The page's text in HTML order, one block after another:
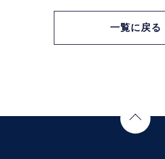
一覧に戻る